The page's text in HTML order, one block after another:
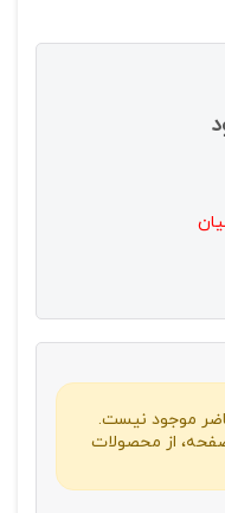
موجود نیست.
از محصولات